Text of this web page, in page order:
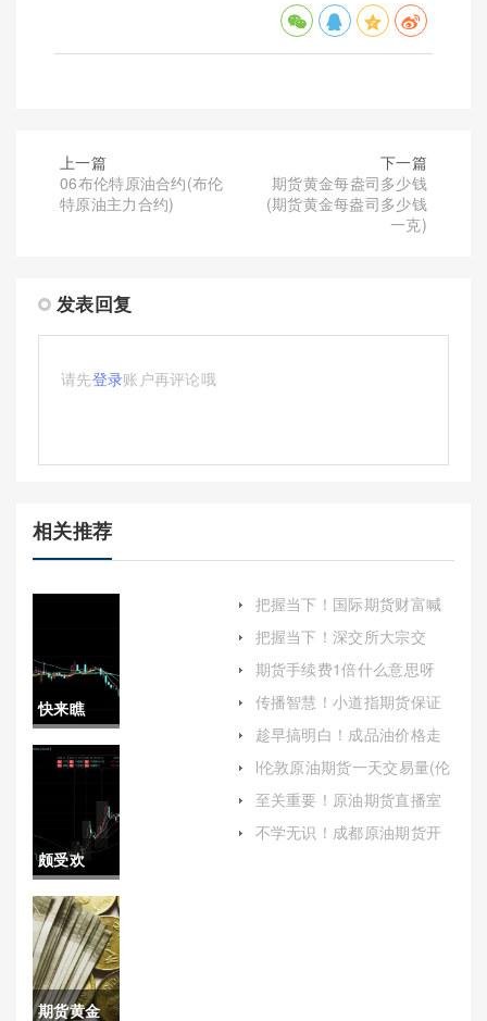
上一篇
06布伦特原油合约(布伦
特原油主力合约)
下一篇
期货黄金每盎司多少钱
(期货黄金每盎司多少钱
一克)
发表回复
请先登录账户再评论哦
相关推荐
快来瞧
瞧！大麦
喊单(大麦
期货价格
行情)
颇受欢
迎！降低
股指期货
保证金
期货黄金
把握当下！国际期货财富喊
把握当下！深交所大宗交
期货手续费1倍什么意思呀
怎么算)
传播智慧！小道指期货保证
理解这一机制并做出明智的
投资决策）
趁早搞明白！成品油价格走
尽的分析视角)
l伦敦原油期货一天交易量(伦
至关重要！原油期货直播室
易决策)
不学无识！成都原油期货开